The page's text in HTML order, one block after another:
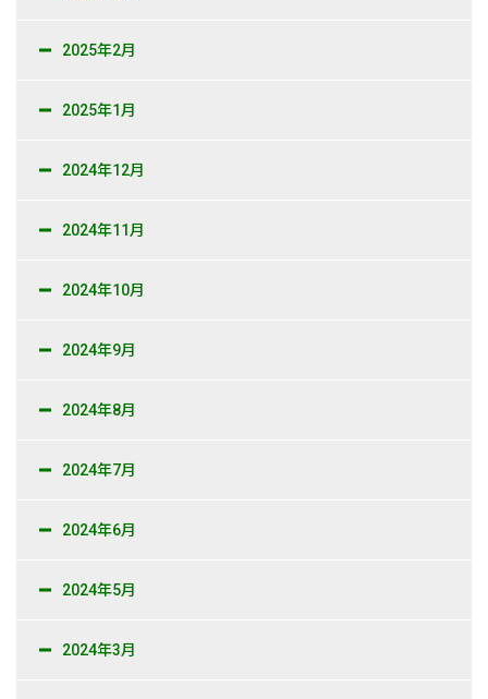
2025年2月
2025年1月
2024年12月
2024年11月
2024年10月
2024年9月
2024年8月
2024年7月
2024年6月
2024年5月
2024年3月